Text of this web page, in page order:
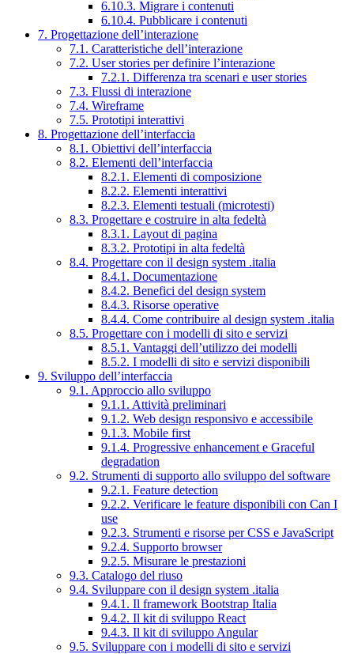
6.10.3. Migrare i contenuti
6.10.4. Pubblicare i contenuti
7. Progettazione dell’interazione
7.1. Caratteristiche dell’interazione
7.2. User stories per definire l’interazione
7.2.1. Differenza tra scenari e user stories
7.3. Flussi di interazione
7.4. Wireframe
7.5. Prototipi interattivi
8. Progettazione dell’interfaccia
8.1. Obiettivi dell’interfaccia
8.2. Elementi dell’interfaccia
8.2.1. Elementi di composizione
8.2.2. Elementi interattivi
8.2.3. Elementi testuali (microtesti)
8.3. Progettare e costruire in alta fedeltà
8.3.1. Layout di pagina
8.3.2. Prototipi in alta fedeltà
8.4. Progettare con il design system .italia
8.4.1. Documentazione
8.4.2. Benefici del design system
8.4.3. Risorse operative
8.4.4. Come contribuire al design system .italia
8.5. Progettare con i modelli di sito e servizi
8.5.1. Vantaggi dell’utilizzo dei modelli
8.5.2. I modelli di sito e servizi disponibili
9. Sviluppo dell’interfaccia
9.1. Approccio allo sviluppo
9.1.1. Attività preliminari
9.1.2. Web design responsivo e accessibile
9.1.3. Mobile first
9.1.4. Progressive enhancement e Graceful
degradation
9.2. Strumenti di supporto allo sviluppo del software
9.2.1. Feature detection
9.2.2. Verificare le feature disponibili con Can I
use
9.2.3. Strumenti e risorse per CSS e JavaScript
9.2.4. Supporto browser
9.2.5. Misurare le prestazioni
9.3. Catalogo del riuso
9.4. Sviluppare con il design system .italia
9.4.1. Il framework Bootstrap Italia
9.4.2. Il kit di sviluppo React
9.4.3. Il kit di sviluppo Angular
9.5. Sviluppare con i modelli di sito e servizi